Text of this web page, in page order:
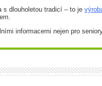
s dlouholetou tradicí – to je
informacemi nejen pro